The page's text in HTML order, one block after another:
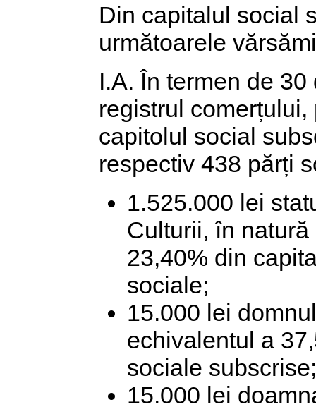
Din capitalul social
următoarele
I.A. În termen de
registrul
capitolul social
respectiv 438 părți
1.525.000 lei
Culturii, în
23,40% din
sociale;
15.000 lei
echivalentul a
sociale subscrise;
15.000 lei